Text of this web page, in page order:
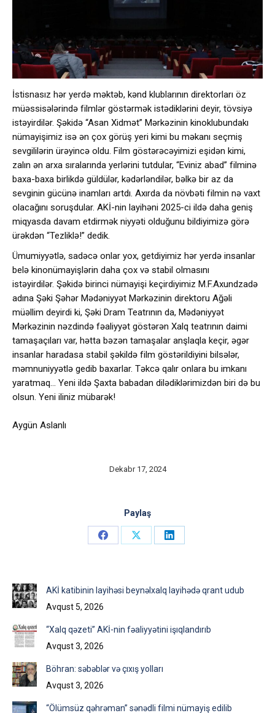
İstisnasız hər yerdə məktəb, kənd klublarının direktorları öz
müəssisələrində filmlər göstərmək istədiklərini deyir, tövsiyə
istəyirdilər. Şəkidə “Asan Xidmət” Mərkəzinin kinoklubundakı
nümayişimiz isə ən çox görüş yeri kimi bu məkanı seçmiş
sevgililərin ürəyincə oldu. Film göstərəcəyimizi eşidən kimi,
zalın ən arxa sıralarında yerlərini tutdular, “Eviniz abad” filminə
baxa-baxa birlikdə güldülər, kədərləndilər, bəlkə bir az da
sevginin gücünə inamları artdı. Axırda da növbəti filmin nə vaxt
olacağını soruşdular. AKİ-nin layihəni 2025-ci ildə daha geniş
miqyasda davam etdirmək niyyəti olduğunu bildiyimizə görə
ürəkdən “Tezliklə!” dedik.
Ümumiyyətlə, sadəcə onlar yox, getdiyimiz hər yerdə insanlar
belə kinonümayişlərin daha çox və stabil olmasını
istəyirdilər. Şəkidə birinci nümayişi keçirdiyimiz M.F.Axundzadə
adına Şəki Şəhər Mədəniyyət Mərkəzinin direktoru Ağəli
müəllim deyirdi ki, Şəki Dram Teatrının da, Mədəniyyət
Mərkəzinin nəzdində fəaliyyət göstərən Xalq teatrının daimi
tamaşaçıları var, hətta bəzən tamaşalar anşlaqla keçir, əgər
insanlar haradasa stabil şəkildə film göstərildiyini bilsələr,
məmnuniyyətlə gedib baxarlar. Təkcə qalır onlara bu imkanı
yaratmaq… Yeni ildə Şaxta babadan dilədiklərimizdən biri də bu
olsun. Yeni iliniz mübarək!
Aygün Aslanlı
Dekabr 17, 2024
Paylaş
Share
Share
Share
AKİ katibinin layihəsi beynəlxalq layihədə qrant udub
Avqust 5, 2026
“Xalq qəzeti” AKİ-nin fəaliyyətini işıqlandırıb
Avqust 3, 2026
Böhran: səbəblər və çıxış yolları
Avqust 3, 2026
“Ölümsüz qəhrəman” sənədli filmi nümayiş edilib